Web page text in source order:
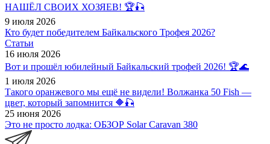
НАШЁЛ СВОИХ ХОЗЯЕВ! 🏆🎣
9 июля 2026
Кто будет победителем Байкальского Трофея 2026?
Статьи
16 июля 2026
Вот и прошёл юбилейный Байкальский трофей 2026! 🏆🌊
1 июля 2026
Такого оранжевого мы ещё не видели! Волжанка 50 Fish —
цвет, который запомнится 🔶🎣
25 июня 2026
Это не просто лодка: ОБЗОР Solar Caravan 380